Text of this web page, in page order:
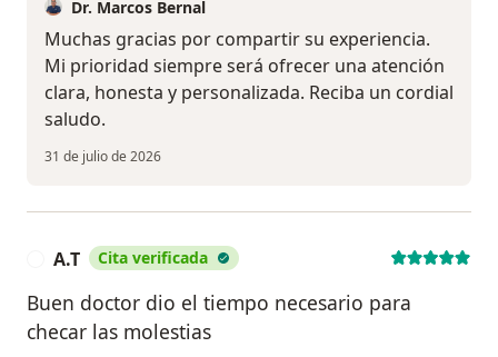
Dr. Marcos Bernal
Muchas gracias por compartir su experiencia.
Mi prioridad siempre será ofrecer una atención
clara, honesta y personalizada. Reciba un cordial
saludo.
31 de julio de 2026
A.T Cita verificada
Buen doctor dio el tiempo necesario para
checar las molestias